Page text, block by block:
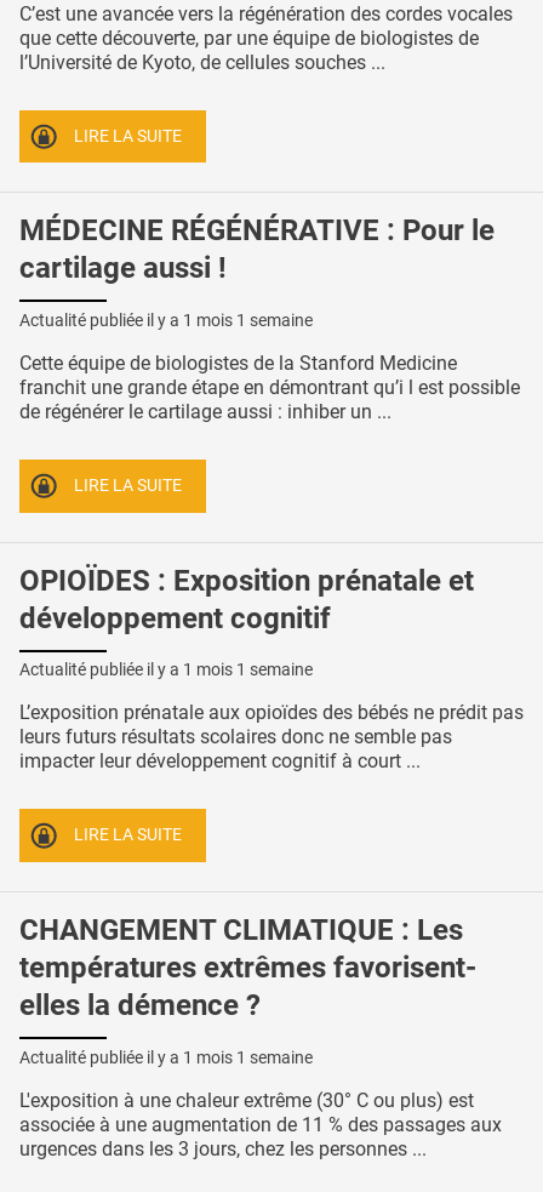
C’est une avancée vers la régénération des cordes vocales
que cette découverte, par une équipe de biologistes de
l’Université de Kyoto, de cellules souches ...
LIRE LA SUITE
MÉDECINE RÉGÉNÉRATIVE : Pour le
cartilage aussi !
Actualité publiée il y a 1 mois 1 semaine
Cette équipe de biologistes de la Stanford Medicine
franchit une grande étape en démontrant qu’i l est possible
de régénérer le cartilage aussi : inhiber un ...
LIRE LA SUITE
OPIOÏDES : Exposition prénatale et
développement cognitif
Actualité publiée il y a 1 mois 1 semaine
L’exposition prénatale aux opioïdes des bébés ne prédit pas
leurs futurs résultats scolaires donc ne semble pas
impacter leur développement cognitif à court ...
LIRE LA SUITE
CHANGEMENT CLIMATIQUE : Les
températures extrêmes favorisent-
elles la démence ?
Actualité publiée il y a 1 mois 1 semaine
L'exposition à une chaleur extrême (30° C ou plus) est
associée à une augmentation de 11 % des passages aux
urgences dans les 3 jours, chez les personnes ...